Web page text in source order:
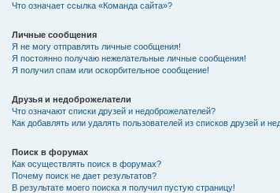
Что означает ссылка «Команда сайта»?
Личные сообщения
Я не могу отправлять личные сообщения!
Я постоянно получаю нежелательные личные сообщения!
Я получил спам или оскорбительное сообщение!
Друзья и недоброжелатели
Что означают списки друзей и недоброжелателей?
Как добавлять или удалять пользователей из списков друзей и
Поиск в форумах
Как осуществлять поиск в форумах?
Почему поиск не дает результатов?
В результате моего поиска я получил пустую страницу!